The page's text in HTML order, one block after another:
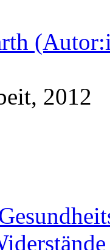
2012